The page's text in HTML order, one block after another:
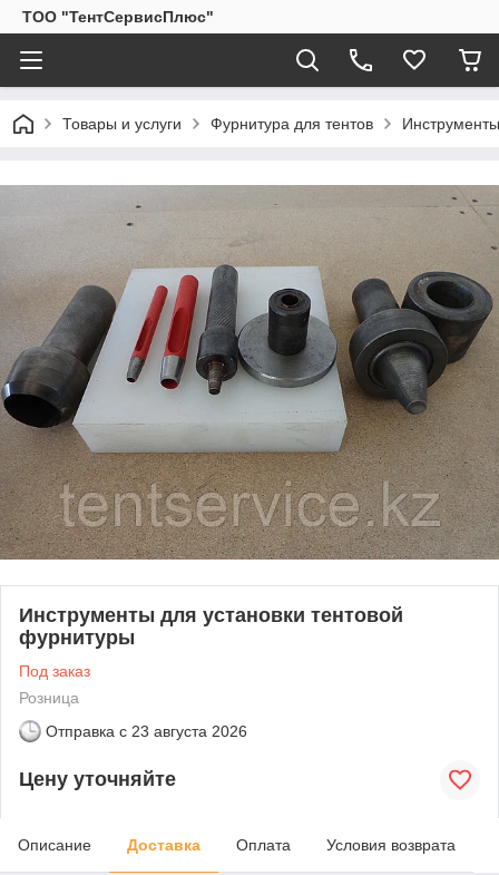
ТОО "ТентСервисПлюс"
Товары и услуги Фурнитура для тентов
Инструменты для установки тентовой
фурнитуры
Под заказ
Розница
Отправка с 23 августа 2026
Цену уточняйте
Описание Доставка Оплата Условия возврата